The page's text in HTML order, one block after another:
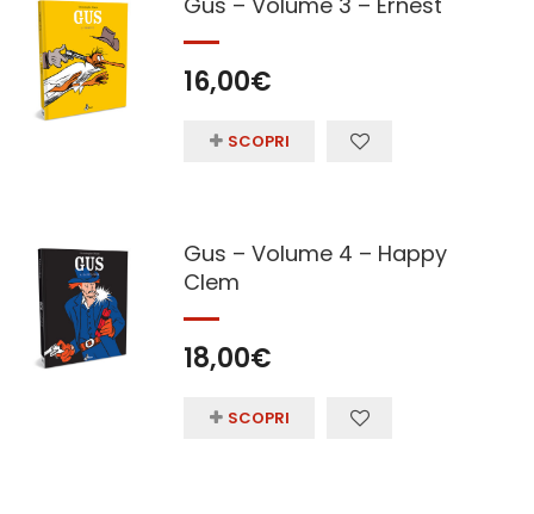
16,00€
SCOPRI
Gus – Volume 4 – Happy
Clem
18,00€
SCOPRI